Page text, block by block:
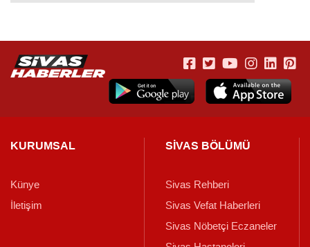
KURUMSAL
Künye
İletişim
SİVAS BÖLÜMÜ
Sivas Rehberi
Sivas Vefat Haberleri
Sivas Nöbetçi Eczaneler